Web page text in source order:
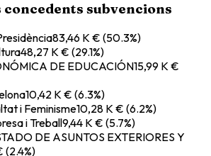
subvencions
83,46 K € (50.3%)
48,27 K € (29.1%)
DE EDUCACIÓN15,99 K €
10,42 K € (6.3%)
i Feminisme10,28 K € (6.2%)
i Treball9,44 K € (5.7%)
DE ASUNTOS EXTERIORES Y
(2.4%)